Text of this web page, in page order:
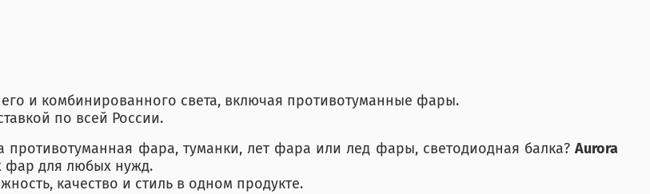
и комбинированного света, включая противотуманные фары.
по всей России.
фара, туманки, лет фара или лед фары, светодиодная балка? Aurora
фар для любых нужд.
качество и стиль в одном продукте.